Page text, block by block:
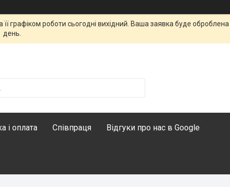
графіком роботи сьогодні вихідний. Ваша заявка буде
день.
і оплата Співпраця Відгуки про нас в Google